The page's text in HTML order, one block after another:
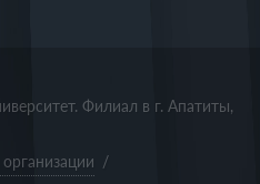
Филиал в г. Апатиты,
/